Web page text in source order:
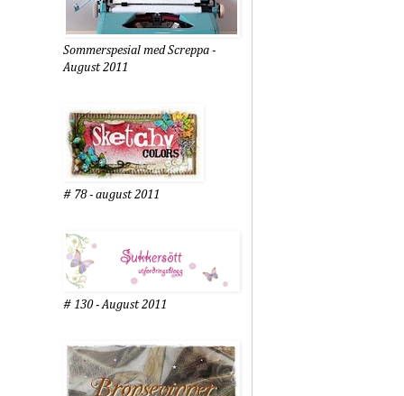
Sommerspesial med Screppa -
August 2011
# 78 - august 2011
# 130 - August 2011